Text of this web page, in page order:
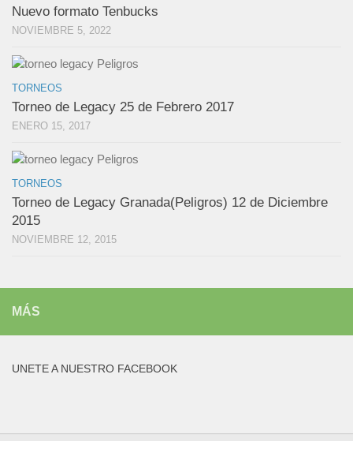
Nuevo formato Tenbucks
NOVIEMBRE 5, 2022
TORNEOS
Torneo de Legacy 25 de Febrero 2017
ENERO 15, 2017
TORNEOS
Torneo de Legacy Granada(Peligros) 12 de Diciembre
2015
NOVIEMBRE 12, 2015
MÁS
UNETE A NUESTRO FACEBOOK